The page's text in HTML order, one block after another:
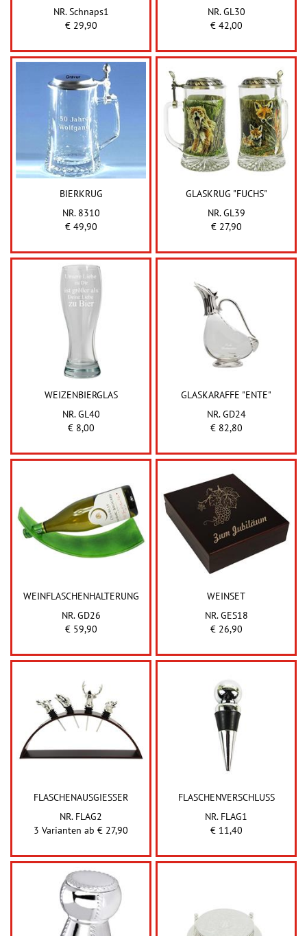
NR. Schnaps1
€ 29,90
NR. GL30
€ 42,00
BIERKRUG
NR. 8310
€ 49,90
GLASKRUG "FUCHS"
NR. GL39
€ 27,90
WEIZENBIERGLAS
NR. GL40
€ 8,00
GLASKARAFFE "ENTE"
NR. GD24
€ 82,80
WEINFLASCHENHALTERUNG
NR. GD26
€ 59,90
WEINSET
NR. GES18
€ 26,90
FLASCHENAUSGIESSER
NR. FLAG2
3 Varianten ab € 27,90
FLASCHENVERSCHLUSS
NR. FLAG1
€ 11,40